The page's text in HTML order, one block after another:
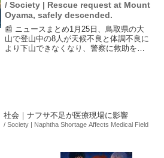
/ Society | Rescue request at Mount
Oyama, safely descended.
📰 ニュースまとめ1月25日、鳥取県の大
山で登山中の8人が天候不良と体調不良に
より下山できなくなり、警察に救助を要
社会｜ナフサ不足が医療現場に影響
/ Society | Naphtha Shortage Affects Medical Field